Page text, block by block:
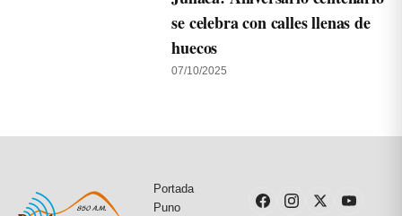
se celebra con calles llenas de
huecos
07/10/2025
Portada
Puno